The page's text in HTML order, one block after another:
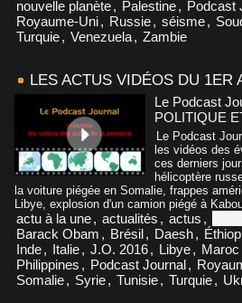
nouvelle planète, Palestine, Podcast
Royaume-Uni, Russie, séisme,
Turquie, Venezuela, Zambie
LES ACTUS VIDÉOS DU 1ER
Le Podcast
POLITIQUE
Le Podcast
les vidéos des
ces derniers
hélicoptère
la voiture piégée en Somalie, frappes
Libye, explosion d'un camion piégé à
actu à la une, actualités , actus ,
Barack Obam , Brésil, Daesh,
Inde, Italie, J.O. 2016, Libye, Maroc
Philippines , Podcast Journal,
Somalie, Syrie, Tunisie, Turquie,